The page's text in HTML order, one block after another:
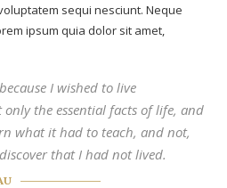
sequi nesciunt. Neque
ipsum quia dolor sit amet,
I wished to live
the essential facts of life, and
what it had to teach, and not,
that I had not lived.